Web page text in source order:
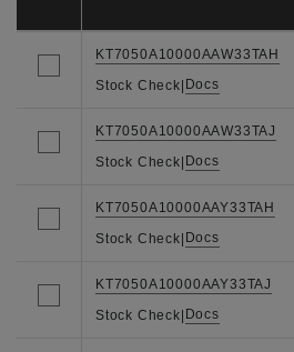
KT7050A10000AAW33TAH
Stock Check| Docs
KT7050A10000AAW33TAJ
Stock Check| Docs
KT7050A10000AAY33TAH
Stock Check| Docs
KT7050A10000AAY33TAJ
Stock Check| Docs